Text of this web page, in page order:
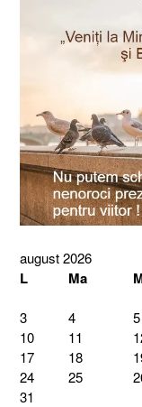
august 2026
L Ma
3
4 5
10
11
17
18
24
25
31